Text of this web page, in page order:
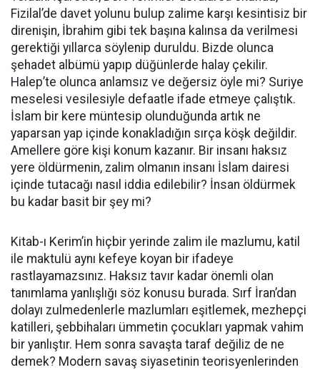
Fizilal’de davet yolunu bulup zalime karşı kesintisiz bir
direnişin, İbrahim gibi tek başına kalınsa da verilmesi
gerektiği yıllarca söylenip duruldu. Bizde olunca
şehadet albümü yapıp düğünlerde halay çekilir.
Halep’te olunca anlamsız ve değersiz öyle mi? Suriye
meselesi vesilesiyle defaatle ifade etmeye çalıştık.
İslam bir kere müntesip olunduğunda artık ne
yaparsan yap içinde konakladığın sırça köşk değildir.
Amellere göre kişi konum kazanır. Bir insanı haksız
yere öldürmenin, zalim olmanın insanı İslam dairesi
içinde tutacağı nasıl iddia edilebilir? İnsan öldürmek
bu kadar basit bir şey mi?
Kitab-ı Kerim’in hiçbir yerinde zalim ile mazlumu, katil
ile maktulü aynı kefeye koyan bir ifadeye
rastlayamazsınız. Haksız tavır kadar önemli olan
tanımlama yanlışlığı söz konusu burada. Sırf İran’dan
dolayı zulmedenlerle mazlumları eşitlemek, mezhepçi
katilleri, şebbihaları ümmetin çocukları yapmak vahim
bir yanlıştır. Hem sonra savaşta taraf değiliz de ne
demek? Modern savaş siyasetinin teorisyenlerinden